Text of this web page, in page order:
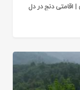
اقامتی دنج در دل